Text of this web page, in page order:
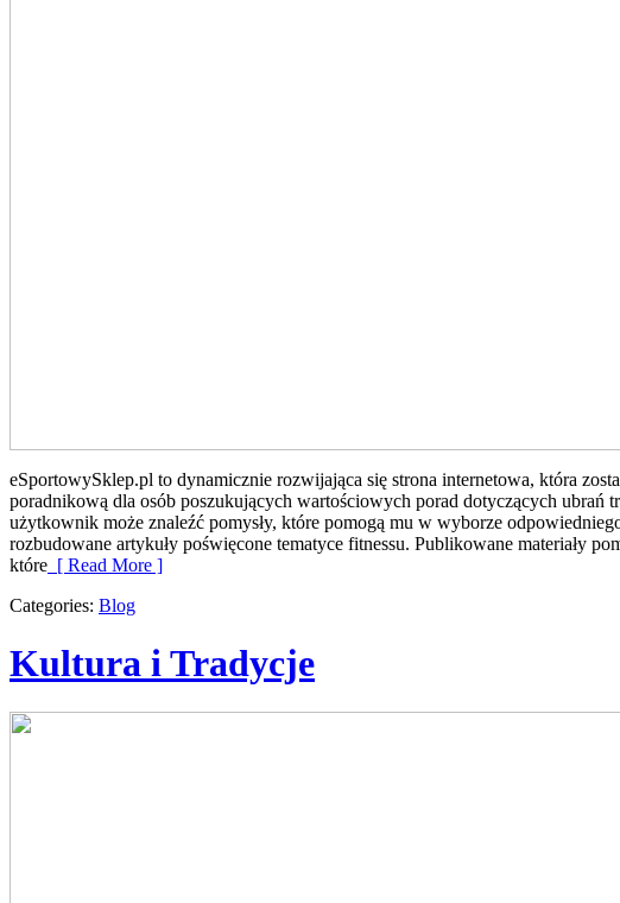
eSportowySklep.pl to dynamicznie rozwijająca się strona internetowa, która
poradnikową dla osób poszukujących wartościowych porad dotyczących
użytkownik może znaleźć pomysły, które pomogą mu w wyborze
rozbudowane artykuły poświęcone tematyce fitnessu. Publikowane materiały
które [ Read More ]
Categories: Blog
Kultura i Tradycje